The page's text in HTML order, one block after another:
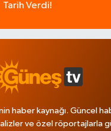
Tarih Verdi!
haber kaynağı. Güncel
ve özel röportajlarla